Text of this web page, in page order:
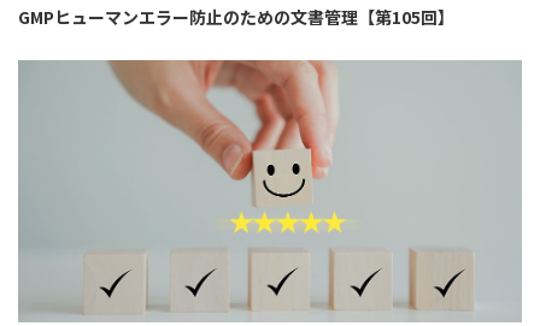
GMPヒューマンエラー防止のための文書管理【第105回】